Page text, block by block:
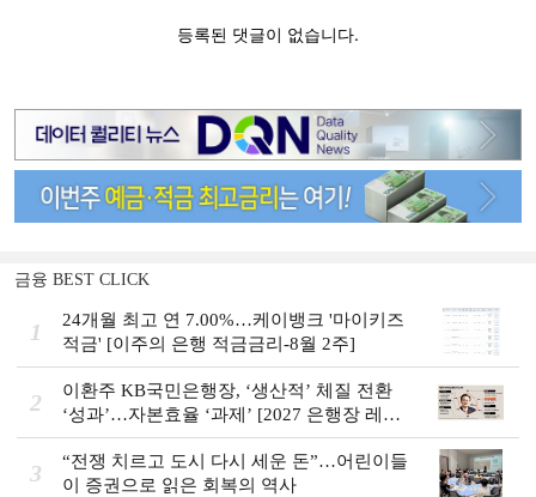
금융 BEST CLICK
1
24개월 최고 연 7.00%…케이뱅크 '마이키즈
적금' [이주의 은행 적금금리-8월 2주]
2
이환주 KB국민은행장, ‘생산적’ 체질 전환
‘성과’…자본효율 ‘과제’ [2027 은행장 레이
스 개막]
3
“전쟁 치르고 도시 다시 세운 돈”…어린이들
이 증권으로 읽은 회복의 역사